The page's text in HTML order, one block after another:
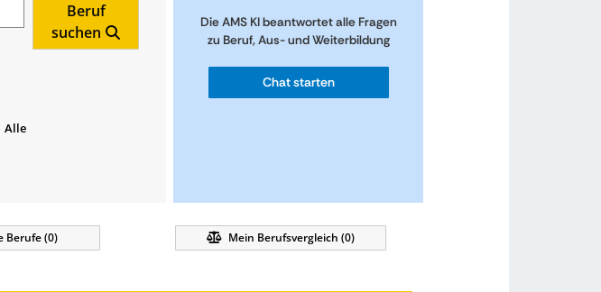
Beruf
suchen
Alle
Die AMS KI beantwortet alle Fragen
zu Beruf, Aus- und Weiterbildung
Chat starten
Berufe(0) Mein Berufsvergleich (0)